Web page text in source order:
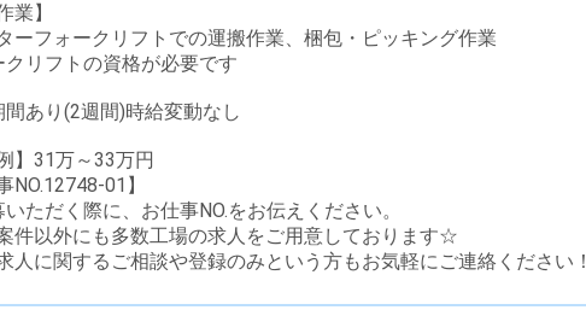
業】
ーフォークリフトでの運搬作業、梱包・ピッキング作業
クリフトの資格が必要です
間あり(2週間)時給変動なし
】31万～33万円
NO.12748-01】
ただく際に、お仕事NO.をお伝えください。
件以外にも多数工場の求人をご用意しております☆
人に関するご相談や登録のみという方もお気軽にご連絡ください！